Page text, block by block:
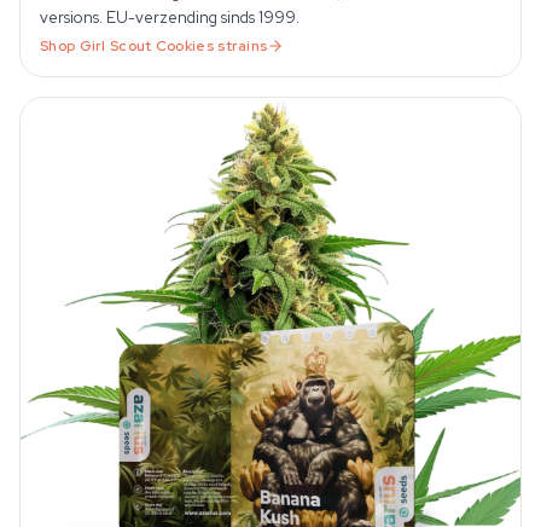
versions. EU-verzending sinds 1999.
Shop Girl Scout Cookiesstrains